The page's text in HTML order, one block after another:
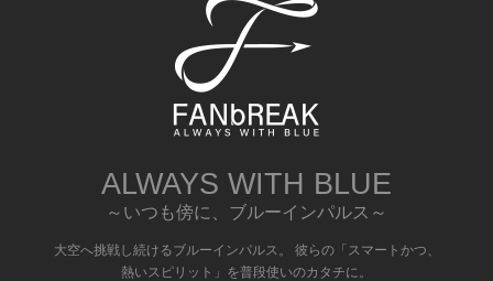
ALWAYS WITH BLUE
～いつも傍に、ブルーインパルス～
大空へ挑戦し続けるブルーインパルス。 彼らの「スマートかつ、
熱いスピリット」を普段使いのカタチに。